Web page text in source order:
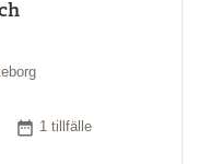
Antal tillfällen
1 tillfälle